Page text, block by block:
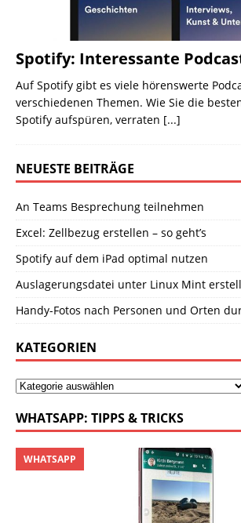
Spotify: Interessante
Auf Spotify gibt es viele hörenswerte
verschiedenen Themen. Wie Sie die
Spotify aufspüren, verraten [...]
NEUESTE BEITRÄGE
An Teams Besprechung teilnehmen
Excel: Zellbezug erstellen – so geht’s
Spotify auf dem iPad optimal nutzen
Auslagerungsdatei unter Linux Mint
Handy-Fotos nach Personen und Orten
KATEGORIEN
WHATSAPP: TIPPS & TRICKS
WHATSAPP